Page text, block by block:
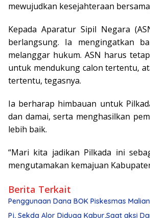
mewujudkan kesejahteraan
Kepada Aparatur Sipil Negara
berlangsung. Ia mengingatkan
melanggar hukum. ASN harus
untuk mendukung calon tertentu,
tertentu, tegasnya.
Ia berharap himbauan untuk
dan damai, serta menghasilkan
lebih baik.
“Mari kita jadikan Pilkada ini
mengutamakan kemajuan
Berita Terkait
Penggunaan Dana BOK Piskesmas
Pj, Sekda Alor Diduga Kabur,Saat aksi